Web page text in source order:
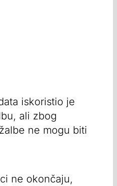
iskoristio je
ali zbog
ne mogu biti
ne okončaju,